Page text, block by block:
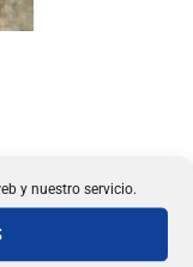
y nuestro servicio.